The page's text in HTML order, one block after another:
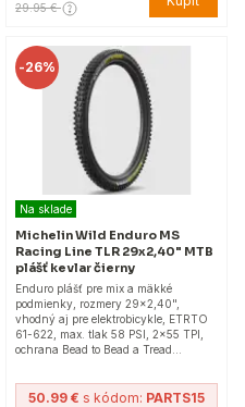
29.95 €
-26%
Na sklade
Michelin Wild Enduro MS
Racing Line TLR 29x2,40" MTB
plášť kevlar čierny
Enduro plášť pre mix a mäkké
podmienky, rozmery 29x2,40",
vhodný aj pre elektrobicykle, ETRTO
61-622, max. tlak 58 PSI, 2x55 TPI,
ochrana Bead to Bead a Tread…
50.99 € s kódom: PARTS15